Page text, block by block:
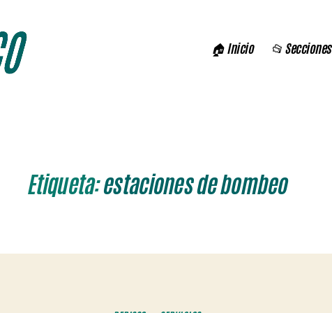
🏠 Inicio 📂 Secciones
Etiqueta:estaciones de bombeo
Categorías